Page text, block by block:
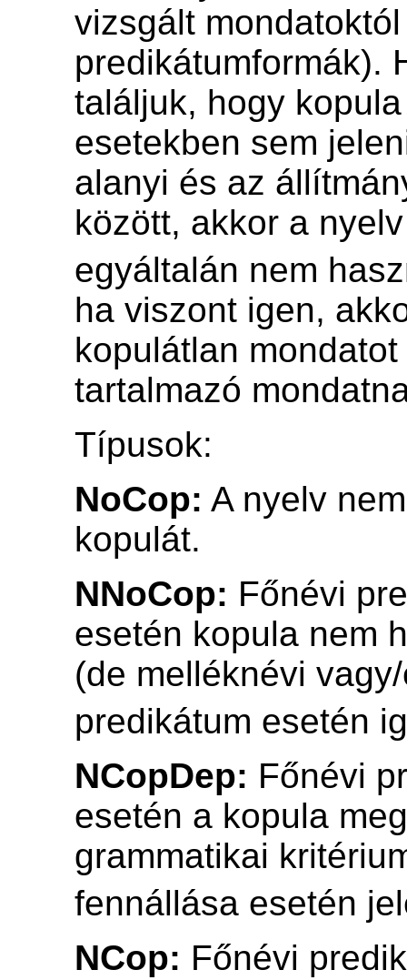
vizsgált
predikátumformák).
találjuk, hogy
esetekben sem
alanyi és az
között, akkor a
egyáltalán nem
ha viszont igen,
kopulátlan
tartalmazó
Típusok:
NoCop: A nyelv
kopulát.
NNoCop: Főnévi
esetén kopula nem
(de melléknévi
predikátum esetén
NCopDep: Főnévi
esetén a kopula
grammatikai
fennállása esetén
NCop: Főnévi